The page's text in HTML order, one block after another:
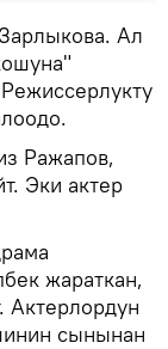
Ал
Ражапов,
Эки актер
жараткан,
Актерлордун
сынынан